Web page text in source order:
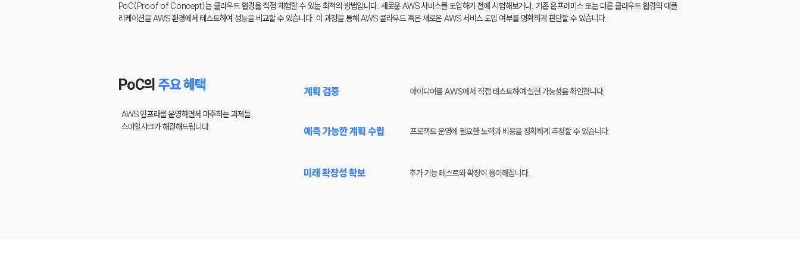
PoC(Proof of Concept)는 클라우드 환경을 직접 체험할 수 있는 최적의 방법입니다. 새로운 AWS 서비스를 도입하기 전에 시험해보거나, 기존 온프레미스 또는 다른 클라우드 환경의 애플
리케이션을 AWS 환경에서 테스트하여 성능을 비교할 수 있습니다. 이 과정을 통해 AWS 클라우드 혹은 새로운 AWS 서비스 도입 여부를 명확하게 판단할 수 있습니다.
PoC의 주요 혜택 계획 검증 아이디어를 AWS에서 직접 테스트하여 실현 가능성을 확인합니다.
AWS 인프라를 운영하면서 마주하는 과제들,
스마일샤크가 해결해드립니다.
예측 가능한 계획 수립 프로젝트 운영에 필요한 노력과 비용을 정확하게 추정할 수 있습니다.
미래 확장성 확보 추가 기능 테스트와 확장이 용이해집니다.